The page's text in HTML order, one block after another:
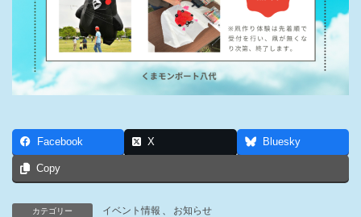
Facebook X Bluesky
Copy
カテゴリー イベント情報 、 お知らせ